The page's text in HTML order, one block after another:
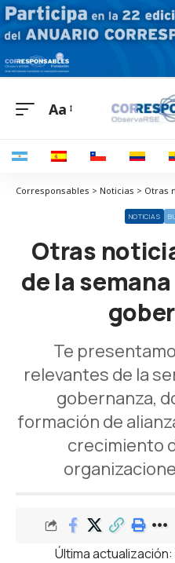
Aa
NOTICIAS
Otras
de la
Te
relevantes de la
gobernanza,
formación de
crecimiento
Última